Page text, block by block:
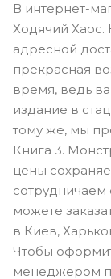
В интернет-
Ходячий Хаос.
адресной
прекрасная
время, ведь
издание в
тому же, мы
Книга 3.
цены
сотрудничаем
можете
в Киев,
Чтобы
менеджером